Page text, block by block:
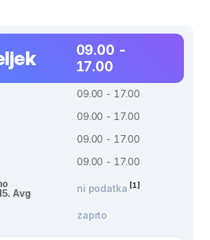
09.00 -
17.00
09.00 - 17.00
09.00 - 17.00
09.00 - 17.00
09.00 - 17.00
Avg
ni podatka [1]
zaprto